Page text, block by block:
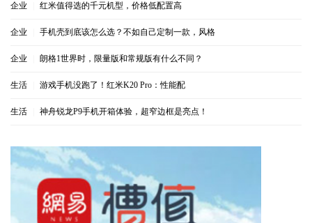
企业 红米值得选的千元机型，价格低配置高
企业 手机壳到底该怎么选？不如自己定制一款，风格
企业 朗格1世界时，限量版和常规版有什么不同？
生活 游戏手机没跑了！红米K20 Pro：性能配
生活 神舟锐龙P9手机开箱体验，超窄边框是亮点！